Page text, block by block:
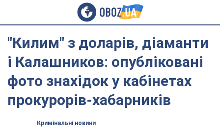
"Килим" з доларів, діаманти
і Калашников: опубліковані
фото знахідок у кабінетах
прокурорів-хабарників
Кримінальні новини